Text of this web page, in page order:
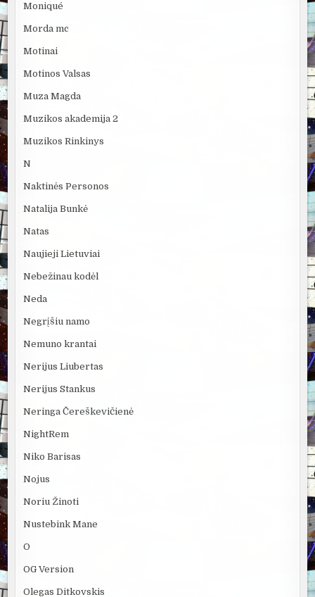
Moniqué
Morda mc
Motinai
Motinos Valsas
Muza Magda
Muzikos akademija 2
Muzikos Rinkinys
N
Naktinės Personos
Natalija Bunkė
Natas
Naujieji Lietuviai
Nebežinau kodėl
Neda
Negrįšiu namo
Nemuno krantai
Nerijus Liubertas
Nerijus Stankus
Neringa Čereškevičienė
NightRem
Niko Barisas
Nojus
Noriu Žinoti
Nustebink Mane
O
OG Version
Olegas Ditkovskis